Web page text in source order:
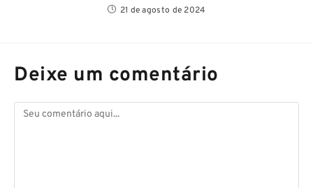
21 de agosto de 2024
Deixe um comentário